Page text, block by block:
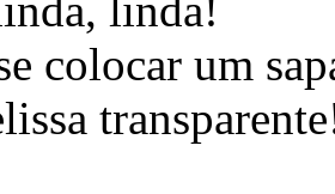
colocar um